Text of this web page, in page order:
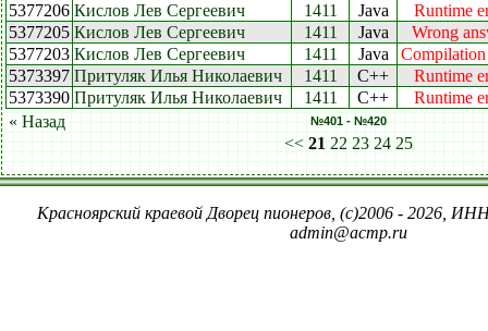
5377206 Кислов Лев Сергеевич 1411 Java
Runtime
5377205 Кислов Лев Сергеевич 1411 Java
Wrong
5377203 Кислов Лев Сергеевич 1411 Java
5373397 Притуляк Илья Николаевич 1411 C++
Runtime
5373390 Притуляк Илья Николаевич 1411 C++
Runtime
« Назад
№401 - №420
<< 21 22 23 24 25
Красноярский краевой Дворец пионеров, (c)2006 - 2026,
admin@acmp.ru